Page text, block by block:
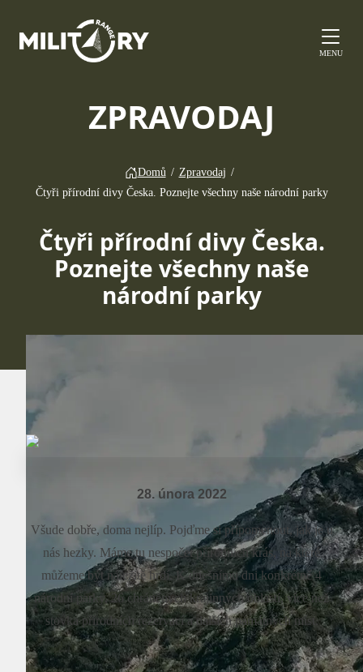
MENU
ZPRAVODAJ
Domů / Zpravodaj /
Čtyři přírodní divy Česka. Poznejte všechny naše národní parky
Čtyři přírodní divy Česka.
Poznejte všechny naše
národní parky
28. února 2022
Všude dobře, doma nejlíp. Pojďme si připomenout, jak je u
nás hezky. Máme tu nespočet přírodních krás, na které
můžeme být náležitě hrdí. K dnešnímu dni konkrétně 4
národní parky, 26 chráněných krajinných oblastí, více než
stovka přírodních rezervací a dalších památných míst.